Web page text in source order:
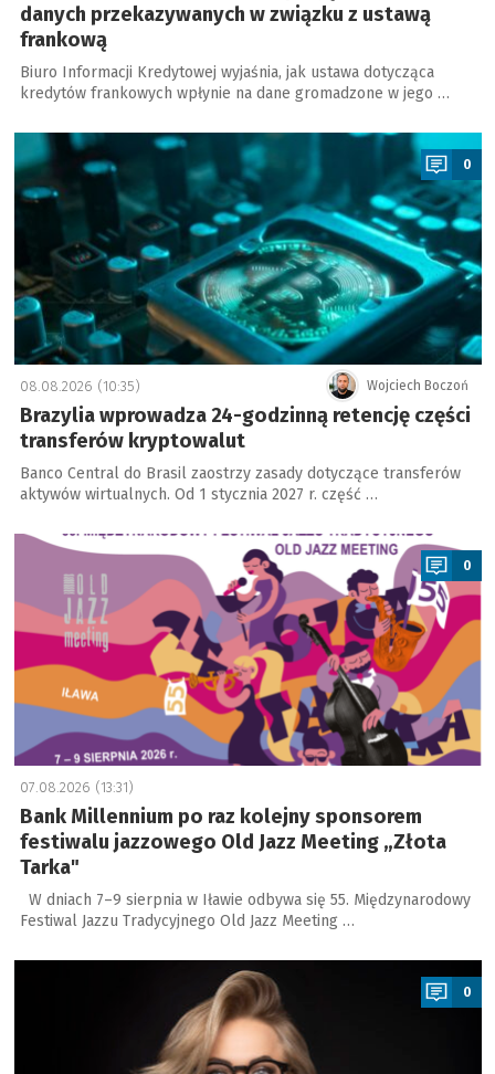
danych przekazywanych w związku z ustawą
frankową
Biuro Informacji Kredytowej wyjaśnia, jak ustawa dotycząca
kredytów frankowych wpłynie na dane gromadzone w jego …
a
0
Wojciech Boczoń
08.08.2026 (10:35)
Brazylia wprowadza 24-godzinną retencję części
transferów kryptowalut
Banco Central do Brasil zaostrzy zasady dotyczące transferów
aktywów wirtualnych. Od 1 stycznia 2027 r. część …
a
0
07.08.2026 (13:31)
Bank Millennium po raz kolejny sponsorem
festiwalu jazzowego Old Jazz Meeting „Złota
Tarka"
W dniach 7–9 sierpnia w Iławie odbywa się 55. Międzynarodowy
Festiwal Jazzu Tradycyjnego Old Jazz Meeting …
a
0